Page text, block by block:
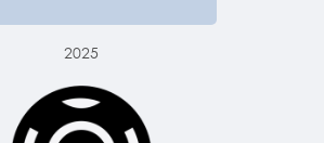
2025